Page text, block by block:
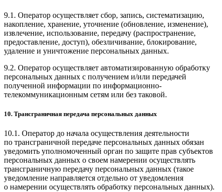
9.1. Оператор осуществляет сбор, запись, систематизацию,
накопление, хранение, уточнение (обновление, изменение),
извлечение, использование, передачу (распространение,
предоставление, доступ), обезличивание, блокирование,
удаление и уничтожение персональных данных.
9.2. Оператор осуществляет автоматизированную обработку
персональных данных с получением и/или передачей
полученной информации по информационно-
телекоммуникационным сетям или без таковой.
10. Трансграничная передача персональных данных
10.1. Оператор до начала осуществления деятельности
по трансграничной передаче персональных данных обязан
уведомить уполномоченный орган по защите прав субъектов
персональных данных о своем намерении осуществлять
трансграничную передачу персональных данных (такое
уведомление направляется отдельно от уведомления
о намерении осуществлять обработку персональных данных).